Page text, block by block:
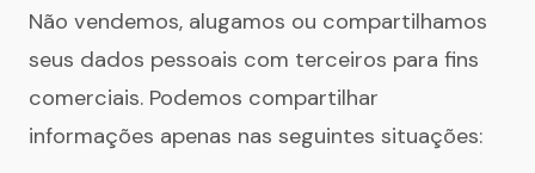
Não vendemos, alugamos ou compartilhamos
seus dados pessoais com terceiros para fins
comerciais. Podemos compartilhar
informações apenas nas seguintes situações: